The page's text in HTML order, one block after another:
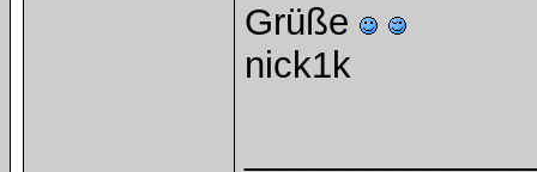
Grüße
nick1k